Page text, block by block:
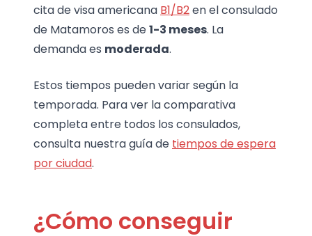
cita de visa americana B1/B2en el consulado
de Matamoros es de1-3 meses. La
demanda es moderada.
Estos tiempos pueden variar según la
temporada. Para ver la comparativa
completa entre todos los consulados,
consulta nuestra guía de tiempos de espera
por ciudad.
¿Cómo conseguir